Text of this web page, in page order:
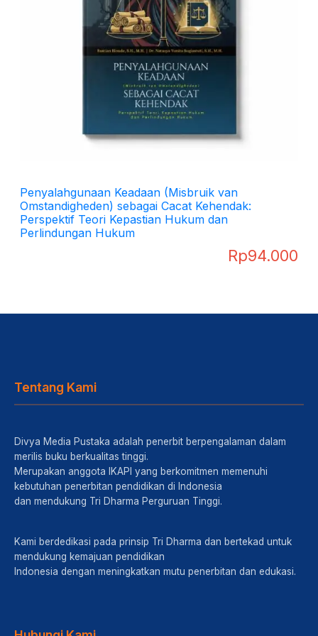
Penyalahgunaan Keadaan (Misbruik van
Omstandigheden) sebagai Cacat Kehendak:
Perspektif Teori Kepastian Hukum dan
Perlindungan Hukum
Rp94.000
Tentang Kami
Divya Media Pustaka adalah penerbit berpengalaman dalam
merilis buku berkualitas tinggi.
Merupakan anggota IKAPI yang berkomitmen memenuhi
kebutuhan penerbitan pendidikan di Indonesia
dan mendukung Tri Dharma Perguruan Tinggi.
Kami berdedikasi pada prinsip Tri Dharma dan bertekad untuk
mendukung kemajuan pendidikan
Indonesia dengan meningkatkan mutu penerbitan dan edukasi.